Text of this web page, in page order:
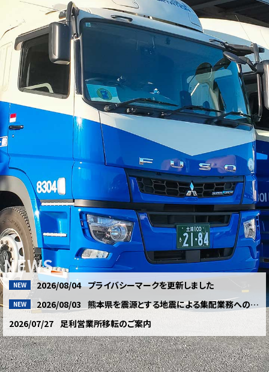
NEWS
NEW 2026/08/04 プライバシーマークを更新しました
NEW 2026/08/03
熊本県を震源とする地震による集配業務への影響について（8月3日10時更新）
2026/07/27 足利営業所移転のご案内